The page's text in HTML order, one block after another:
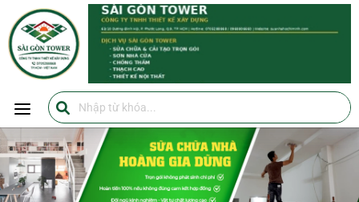
SÀI GÒN TOWER
SÀI GÒN TOWER
0705288868
https://suanhahochiminh.com/